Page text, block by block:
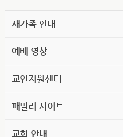
새가족 안내
예배 영상
교인지원센터
패밀리 사이트
교회 안내